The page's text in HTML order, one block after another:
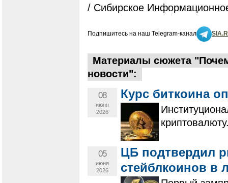
/ Сибирское
Подпишитесь на наш Telegram-канал
Материалы сюжета
новости":
08
июня
2026
Курс биткоина
05
июня
2026
ЦБ подтвердил
стейблкоинов в